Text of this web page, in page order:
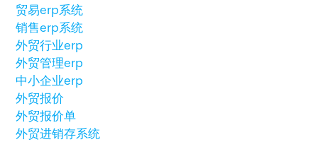
贸易erp系统
销售erp系统
外贸行业erp
外贸管理erp
中小企业erp
外贸报价
外贸报价单
外贸进销存系统